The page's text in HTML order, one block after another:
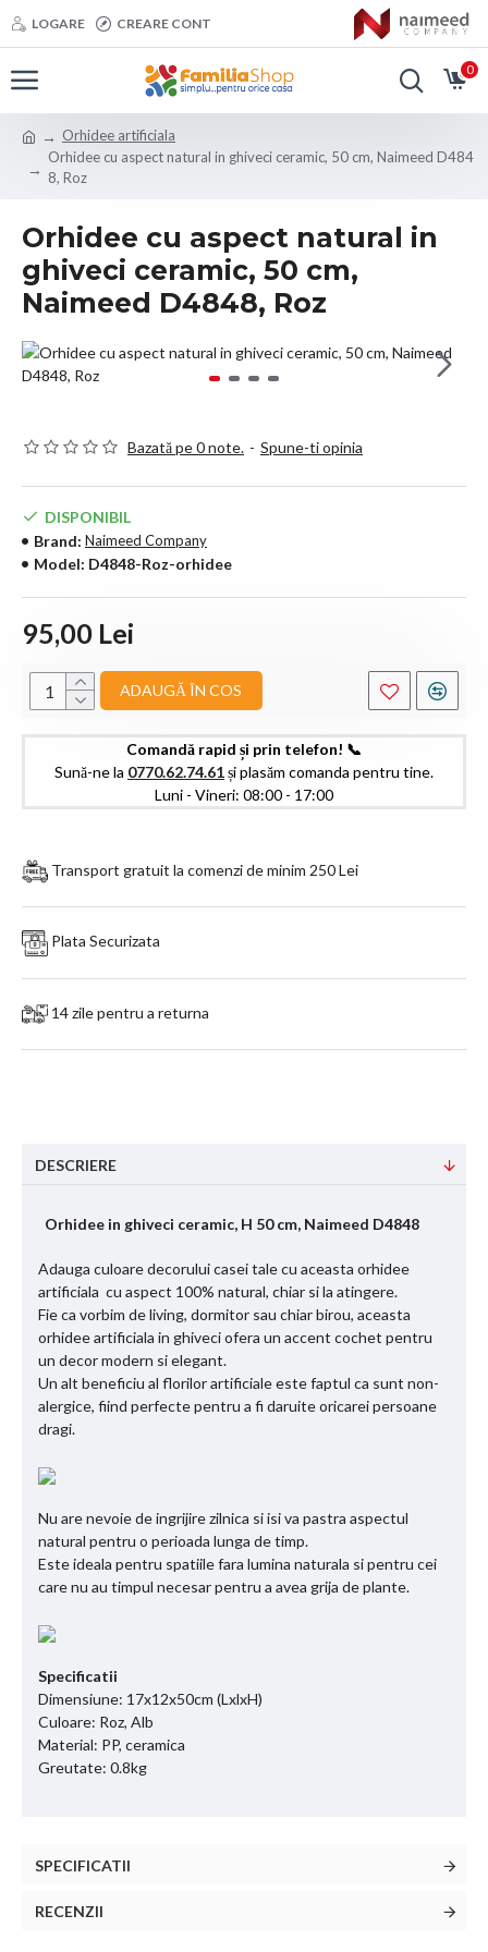
LOGARE CREARE CONT
0
Orhidee artificiala
Orhidee cu aspect natural in ghiveci ceramic, 50 cm, Naimeed D484
8, Roz
Orhidee cu aspect natural in
ghiveci ceramic, 50 cm,
Naimeed D4848, Roz
Bazată pe 0 note. - Spune-ti opinia
95,00 Lei
DISPONIBIL
Brand: Naimeed Company
Model: D4848-Roz-orhidee
ADAUGĂ ÎN COS
Comandă rapid și prin telefon! 📞
Sună-ne la 0770.62.74.61și plasăm comanda pentru tine.
Luni - Vineri: 08:00 - 17:00
Transport gratuit la comenzi de minim 250 Lei
Plata Securizata
14 zile pentru a returna
DESCRIERE
Orhidee in ghiveci ceramic, H 50 cm, Naimeed D4848
Adauga culoare decorului casei tale cu aceasta orhidee
artificiala cu aspect 100% natural, chiar si la atingere.
Fie ca vorbim de living, dormitor sau chiar birou, aceasta
orhidee artificiala in ghiveci ofera un accent cochet pentru
un decor modern si elegant.
Un alt beneficiu al florilor artificiale este faptul ca sunt non-
alergice, fiind perfecte pentru a fi daruite oricarei persoane
dragi.
Nu are nevoie de ingrijire zilnica si isi va pastra aspectul
natural pentru o perioada lunga de timp.
Este ideala pentru spatiile fara lumina naturala si pentru cei
care nu au timpul necesar pentru a avea grija de plante.
Specificatii
Dimensiune: 17x12x50cm (LxlxH)
Culoare: Roz, Alb
Material: PP, ceramica
Greutate: 0.8kg
SPECIFICATII
RECENZII